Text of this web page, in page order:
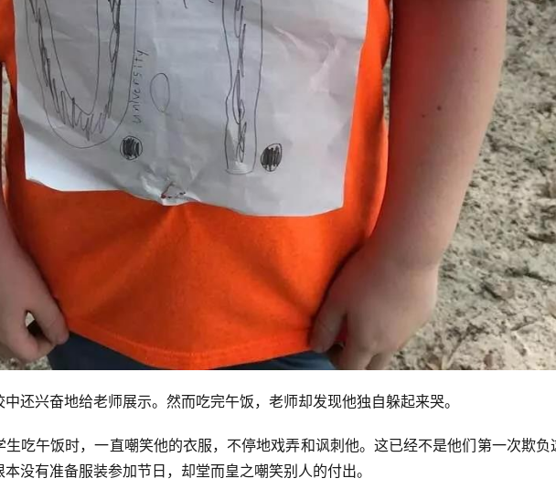
还兴奋地给老师展示。然而吃完午饭，老师却发现他独自躲起来哭。
吃午饭时，一直嘲笑他的衣服，不停地戏弄和讽刺他。这已经不是他们第一次欺负
没有准备服装参加节日，却堂而皇之嘲笑别人的付出。